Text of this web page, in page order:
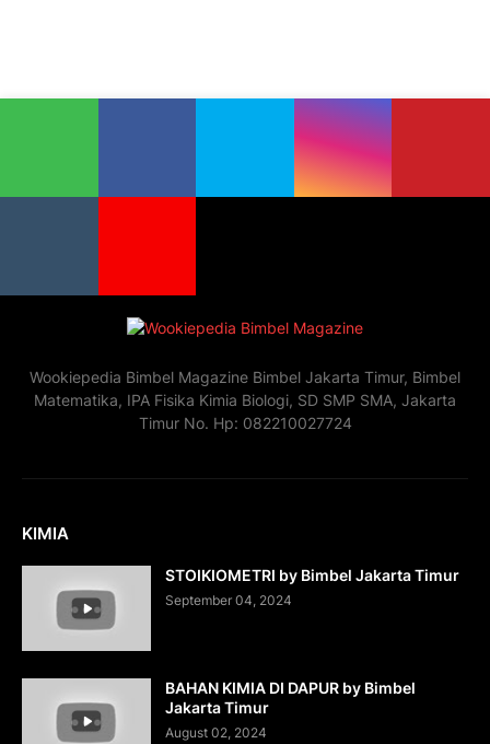
Wookiepedia Bimbel Magazine Bimbel Jakarta Timur, Bimbel
Matematika, IPA Fisika Kimia Biologi, SD SMP SMA, Jakarta
Timur No. Hp: 082210027724
KIMIA
STOIKIOMETRI by Bimbel Jakarta Timur
September 04, 2024
BAHAN KIMIA DI DAPUR by Bimbel
Jakarta Timur
August 02, 2024